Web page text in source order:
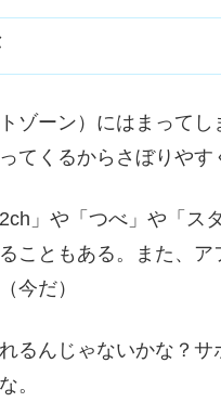
ゾーン）にはまって
てくるからさぼりやす
」や「つべ」や「ス
こともある。また、
今だ）
るんじゃないかな？
。